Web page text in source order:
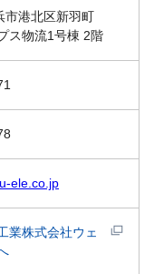
市港北区新羽町
ス物流1号棟 2階
ele.co.jp
業株式会社ウェ